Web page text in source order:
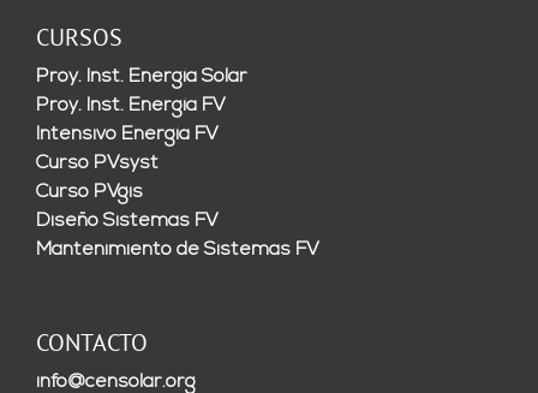
CURSOS
Proy. Inst. Energía Solar
Proy. Inst. Energía FV
Intensivo Energía FV
Curso PVsyst
Curso PVgis
Diseño Sistemas FV
Mantenimiento de Sistemas FV
CONTACTO
info@censolar.org